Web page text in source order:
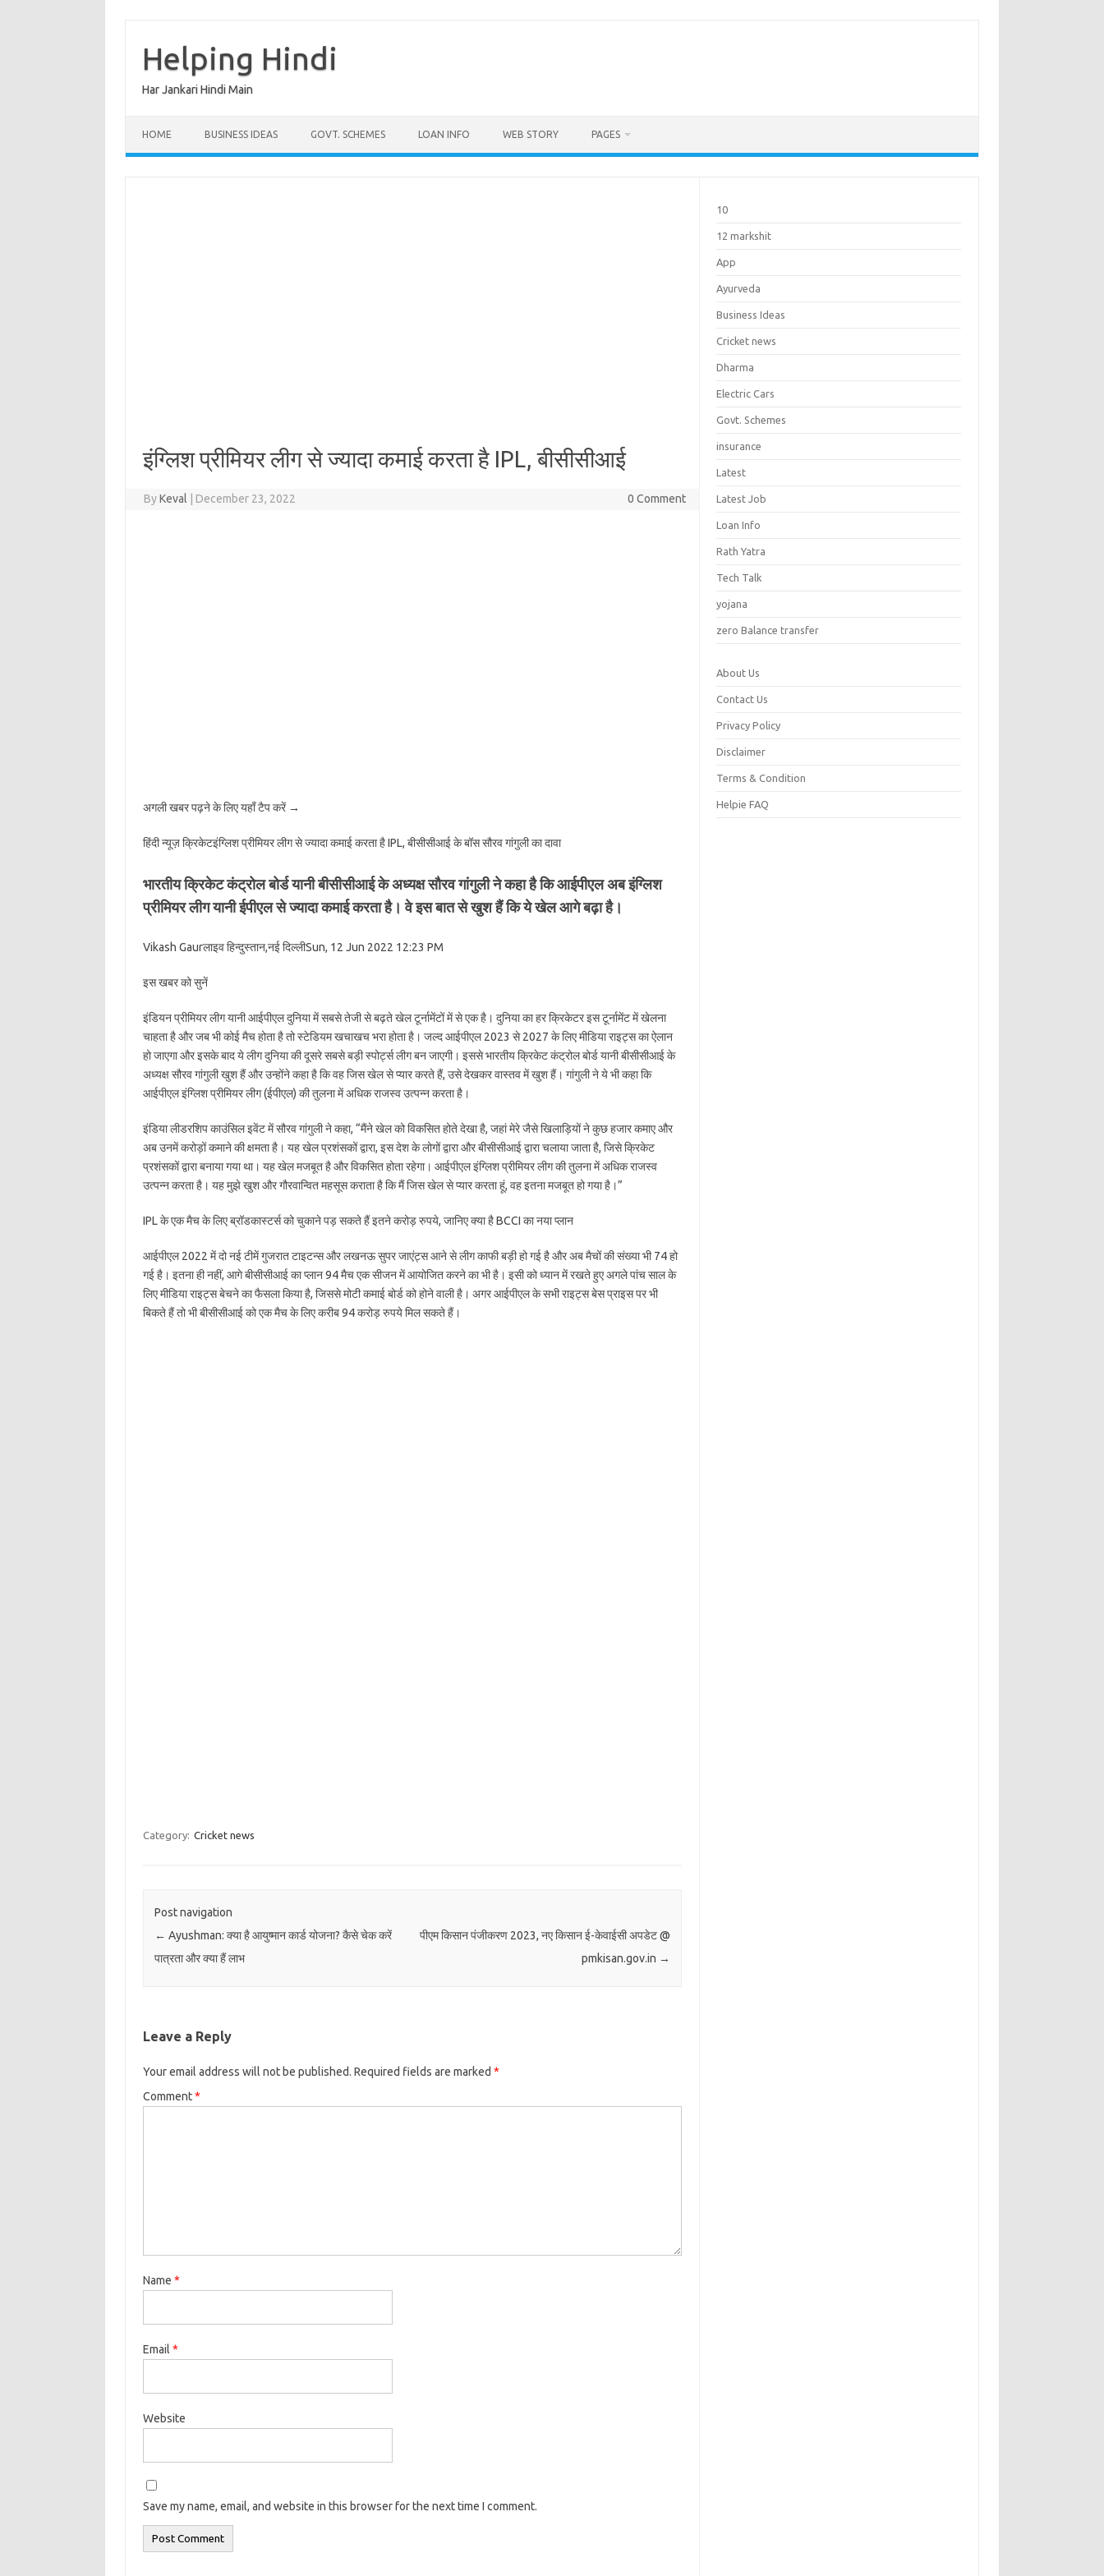
content
Helping Hindi
Har Jankari Hindi Main
HOME BUSINESS IDEAS GOVT. SCHEMES LOAN INFO WEB STORY PAGES
इंग्लिश प्रीमियर लीग से ज्यादा कमाई करता है IPL, बीसीसीआई
ByKeval December 23, 2022 0 Comment
अगली खबर पढ़ने के लिए यहाँ टैप करें →
हिंदी न्यूज़ क्रिकेटइंग्लिश प्रीमियर लीग से ज्यादा कमाई करता है IPL, बीसीसीआई के बॉस सौरव गांगुली का दावा
भारतीय क्रिकेट कंट्रोल बोर्ड यानी बीसीसीआई के अध्यक्ष सौरव गांगुली ने कहा है कि आईपीएल अब इंग्लिश
प्रीमियर लीग यानी ईपीएल से ज्यादा कमाई करता है। वे इस बात से खुश हैं कि ये खेल आगे बढ़ा है।
Vikash Gaurलाइव हिन्दुस्तान,नई दिल्लीSun, 12 Jun 2022 12:23 PM
इस खबर को सुनें
इंडियन प्रीमियर लीग यानी आईपीएल दुनिया में सबसे तेजी से बढ़ते खेल टूर्नामेंटों में से एक है। दुनिया का हर क्रिकेटर इस टूर्नामेंट में खेलना
चाहता है और जब भी कोई मैच होता है तो स्टेडियम खचाखच भरा होता है। जल्द आईपीएल 2023 से 2027 के लिए मीडिया राइट्स का ऐलान
हो जाएगा और इसके बाद ये लीग दुनिया की दूसरे सबसे बड़ी स्पोर्ट्स लीग बन जाएगी। इससे भारतीय क्रिकेट कंट्रोल बोर्ड यानी बीसीसीआई के
अध्यक्ष सौरव गांगुली खुश हैं और उन्होंने कहा है कि वह जिस खेल से प्यार करते हैं, उसे देखकर वास्तव में खुश हैं। गांगुली ने ये भी ​​कहा कि
आईपीएल इंग्लिश प्रीमियर लीग (ईपीएल) की तुलना में अधिक राजस्व उत्पन्न करता है।
इंडिया लीडरशिप काउंसिल इवेंट में सौरव गांगुली ने कहा, “मैंने खेल को विकसित होते देखा है, जहां मेरे जैसे खिलाड़ियों ने कुछ हजार कमाए और
अब उनमें करोड़ों कमाने की क्षमता है। यह खेल प्रशंसकों द्वारा, इस देश के लोगों द्वारा और बीसीसीआई द्वारा चलाया जाता है, जिसे क्रिकेट
प्रशंसकों द्वारा बनाया गया था। यह खेल मजबूत है और विकसित होता रहेगा। आईपीएल इंग्लिश प्रीमियर लीग की तुलना में अधिक राजस्व
उत्पन्न करता है। यह मुझे खुश और गौरवान्वित महसूस कराता है कि मैं जिस खेल से प्यार करता हूं, वह इतना मजबूत हो गया है।”
IPL के एक मैच के लिए ब्रॉडकास्टर्स को चुकाने पड़ सकते हैं इतने करोड़ रुपये, जानिए क्या है BCCI का नया प्लान
आईपीएल 2022 में दो नई टीमें गुजरात टाइटन्स और लखनऊ सुपर जाएंट्स आने से लीग काफी बड़ी हो गई है और अब मैचों की संख्या भी 74 हो
गई है। इतना ही नहीं, आगे बीसीसीआई का प्लान 94 मैच एक सीजन में आयोजित करने का भी है। इसी को ध्यान में रखते हुए अगले पांच साल के
लिए मीडिया राइट्स बेचने का फैसला किया है, जिससे मोटी कमाई बोर्ड को होने वाली है। अगर आईपीएल के सभी राइट्स बेस प्राइस पर भी
बिकते हैं तो भी बीसीसीआई को एक मैच के लिए करीब 94 करोड़ रुपये मिल सकते हैं।
Category: Cricket news
Post navigation
← Ayushman: क्या है आयुष्मान कार्ड योजना? कैसे चेक करें
पात्रता और क्या हैं लाभ
पीएम किसान पंजीकरण 2023, नए किसान ई-केवाईसी अपडेट @
pmkisan.gov.in →
Leave a Reply
Your email address will not be published. Required fields are marked *
Comment*
Name *
Email *
Website
Save my name, email, and website in this browser for the next time I comment.
10
12 markshit
App
Ayurveda
Business Ideas
Cricket news
Dharma
Electric Cars
Govt. Schemes
insurance
Latest
Latest Job
Loan Info
Rath Yatra
Tech Talk
yojana
zero Balance transfer
About Us
Contact Us
Privacy Policy
Disclaimer
Terms & Condition
Helpie FAQ